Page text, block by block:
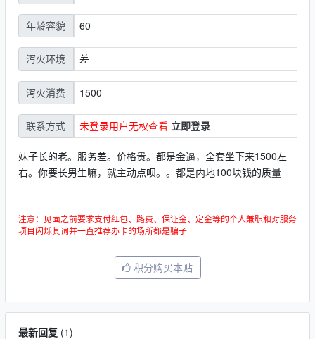
年龄容貌 60
泻火环境 差
泻火消费 1500
联系方式 未登录用户无权查看 立即登录
妹子长的老。服务差。价格贵。都是金逼，全套坐下来1500左
右。你要长男生嘛，就主动点呗。。都是内地100块钱的质量
注意：见面之前要求支付红包、路费、保证金、定金等的个人兼职和对服务
项目闪烁其词并一直推荐办卡的场所都是骗子
积分购买本贴
最新回复(1)